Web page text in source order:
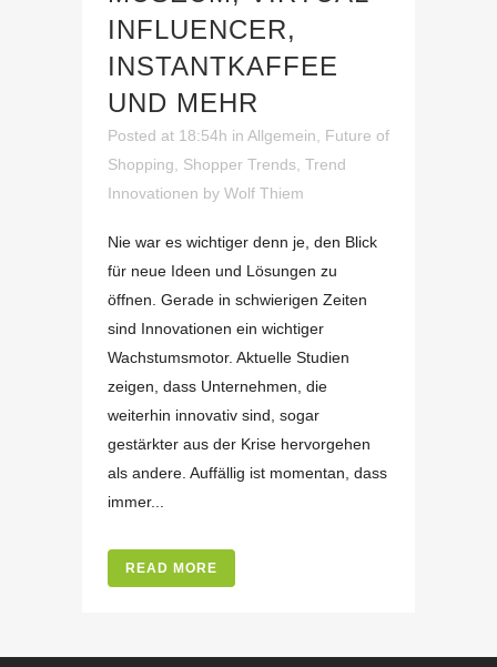
INFLUENCER,
INSTANTKAFFEE
UND MEHR
Posted at 18:54h in Allgemein
Future of
Shopping
Shopper Trends Trend
Innovationen by Wolf Thiem
Nie war es wichtiger denn je, den Blick
für neue Ideen und Lösungen zu
öffnen. Gerade in schwierigen Zeiten
sind Innovationen ein wichtiger
Wachstumsmotor. Aktuelle Studien
zeigen, dass Unternehmen, die
weiterhin innovativ sind, sogar
gestärkter aus der Krise hervorgehen
als andere. Auffällig ist momentan, dass
immer...
READ MORE